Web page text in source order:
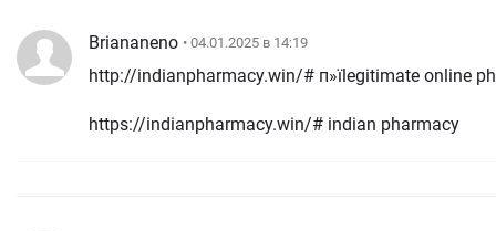
Briananeno • 04.01.2025 в 14:19
http://indianpharmacy.win/# п»їlegitimate online
https://indianpharmacy.win/# indian pharmacy